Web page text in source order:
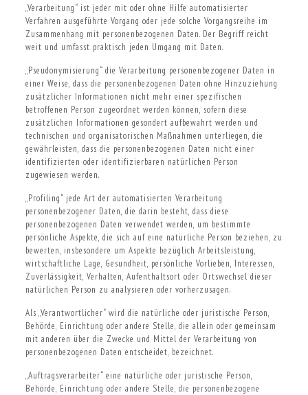
„Verarbeitung“ ist jeder mit oder ohne Hilfe automatisierter
Verfahren ausgeführte Vorgang oder jede solche Vorgangsreihe im
Zusammenhang mit personenbezogenen Daten. Der Begriff reicht
weit und umfasst praktisch jeden Umgang mit Daten.
„Pseudonymisierung“ die Verarbeitung personenbezogener Daten in
einer Weise, dass die personenbezogenen Daten ohne Hinzuziehung
zusätzlicher Informationen nicht mehr einer spezifischen
betroffenen Person zugeordnet werden können, sofern diese
zusätzlichen Informationen gesondert aufbewahrt werden und
technischen und organisatorischen Maßnahmen unterliegen, die
gewährleisten, dass die personenbezogenen Daten nicht einer
identifizierten oder identifizierbaren natürlichen Person
zugewiesen werden.
„Profiling“ jede Art der automatisierten Verarbeitung
personenbezogener Daten, die darin besteht, dass diese
personenbezogenen Daten verwendet werden, um bestimmte
persönliche Aspekte, die sich auf eine natürliche Person beziehen, zu
bewerten, insbesondere um Aspekte bezüglich Arbeitsleistung,
wirtschaftliche Lage, Gesundheit, persönliche Vorlieben, Interessen,
Zuverlässigkeit, Verhalten, Aufenthaltsort oder Ortswechsel dieser
natürlichen Person zu analysieren oder vorherzusagen.
Als „Verantwortlicher“ wird die natürliche oder juristische Person,
Behörde, Einrichtung oder andere Stelle, die allein oder gemeinsam
mit anderen über die Zwecke und Mittel der Verarbeitung von
personenbezogenen Daten entscheidet, bezeichnet.
„Auftragsverarbeiter“ eine natürliche oder juristische Person,
Behörde, Einrichtung oder andere Stelle, die personenbezogene